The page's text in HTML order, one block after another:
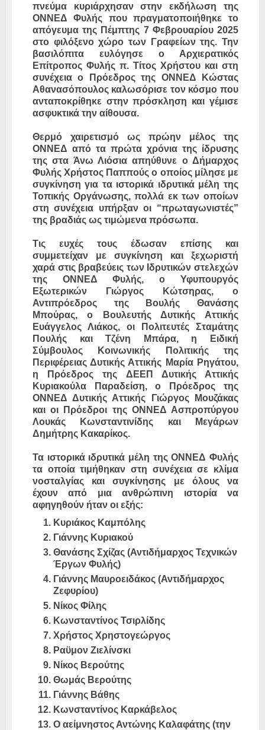
πνεύμα κυριάρχησαν στην εκδήλωση της
ΟΝΝΕΔ Φυλής που πραγματοποιήθηκε το
απόγευμα της Πέμπτης 7 Φεβρουαρίου 2025
στο φιλόξενο χώρο των Γραφείων της. Την
βασιλόπιτα ευλόγησε ο Αρχιερατικός
Επίτροπος Φυλής π. Τίτος Χρήστου και στη
συνέχεια ο Πρόεδρος της ΟΝΝΕΔ Κώστας
Αθανασόπουλος καλωσόρισε τον κόσμο που
ανταποκρίθηκε στην πρόσκληση και γέμισε
ασφυκτικά την αίθουσα.
Θερμό χαιρετισμό ως πρώην μέλος της
ΟΝΝΕΔ από τα πρώτα χρόνια της ίδρυσης
της στα Άνω Λιόσια απηύθυνε ο Δήμαρχος
Φυλής Χρήστος Παππούς ο οποίος μίλησε με
συγκίνηση για τα ιστορικά ιδρυτικά μέλη της
Τοπικής Οργάνωσης, πολλά εκ των οποίων
στη συνέχεια υπήρξαν οι “πρωταγωνιστές”
της βραδιάς ως τιμώμενα πρόσωπα.
Τις ευχές τους έδωσαν επίσης και
συμμετείχαν με συγκίνηση και ξεχωριστή
χαρά στις βραβεύεις των Ιδρυτικών στελεχών
της ΟΝΝΕΔ Φυλής, ο Υφυπουργός
Εξωτερικών Γιώργος Κώτσηρας, ο
Αντιπρόεδρος της Βουλής Θανάσης
Μπούρας, ο Βουλευτής Δυτικής Αττικής
Ευάγγελος Λιάκος, οι Πολιτευτές Σταμάτης
Πουλής και Τζένη Μπάρα, η Ειδική
Σύμβουλος Κοινωνικής Πολιτικής της
Περιφέρειας Δυτικής Αττικής Μαρία Ρηγάτου,
η Πρόεδρος της ΔΕΕΠ Δυτικής Αττικής
Κυριακούλα Παραδείση, ο Πρόεδρος της
ΟΝΝΕΔ Δυτικής Αττικής Γιώργος Μουζάκας
και οι Πρόεδροι της ΟΝΝΕΔ Ασπροπύργου
Λουκάς Κωνσταντινίδης και Μεγάρων
Δημήτρης Κακαρίκος.
Τα ιστορικά ιδρυτικά μέλη της ΟΝΝΕΔ Φυλής
τα οποία τιμήθηκαν στη συνέχεια σε κλίμα
νοσταλγίας και συγκίνησης με όλους να
έχουν από μια ανθρώπινη ιστορία να
αφηγηθούν ήταν οι εξής:
Κυριάκος Καμπόλης
Γιάννης Κυριακού
Θανάσης Σχίζας (Αντιδήμαρχος Τεχνικών
Έργων Φυλής)
Γιάννης Μαυροειδάκος (Αντιδήμαρχος
Ζεφυρίου)
Νίκος Φίλης
Κωνσταντίνος Τσιρλίδης
Χρήστος Χρηστογεώργος
Ραϋμον Ζιελίνσκι
Νίκος Βερούτης
Θωμάς Βερούτης
Γιάννης Βάθης
Κωνσταντίνος Καρκάβελος
Ο αείμνηστος Αντώνης Καλαφάτης (την